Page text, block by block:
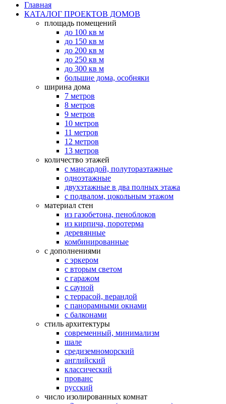
Главная
КАТАЛОГ ПРОЕКТОВ ДОМОВ
площадь помещений
до 100 кв м
до 150 кв м
до 200 кв м
до 250 кв м
до 300 кв м
большие дома, особняки
ширина дома
7 метров
8 метров
9 метров
10 метров
11 метров
12 метров
13 метров
количество этажей
с мансардой, полутораэтажные
одноэтажные
двухэтажные в два полных этажа
с подвалом, цокольным этажом
материал стен
из газобетона, пеноблоков
из кирпича, поротерма
деревянные
комбинированные
с дополнениями
с эркером
с вторым светом
с гаражом
с сауной
с террасой, верандой
с панорамными окнами
с балконами
стиль архитектуры
современный, минимализм
шале
средиземноморский
английский
классический
прованс
русский
число изолированных комнат